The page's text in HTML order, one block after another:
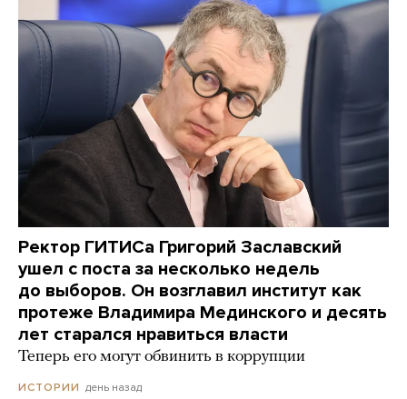
Ректор ГИТИСа Григорий Заславский
ушел с поста за несколько недель
до выборов. Он возглавил институт как
протеже Владимира Мединского и десять
лет старался нравиться власти
Теперь его могут обвинить в коррупции
ИСТОРИИ день назад